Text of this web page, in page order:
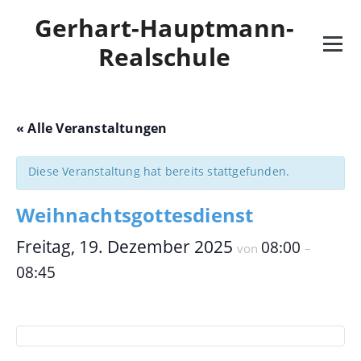
contentGerhart-Hauptmann-
Realschule
« Alle Veranstaltungen
Diese Veranstaltung hat bereits stattgefunden.
Weihnachtsgottesdienst
Freitag, 19. Dezember 2025 von 08:00 –
08:45